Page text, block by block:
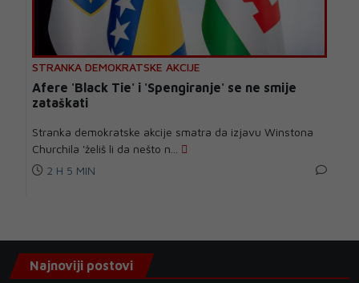
STRANKA DEMOKRATSKE AKCIJE
Afere 'Black Tie' i 'Spengiranje' se ne smije
zataškati
Stranka demokratske akcije smatra da izjavu Winstona
Churchila 'želiš li da nešto n...
2 H 5 MIN
Najnoviji postovi